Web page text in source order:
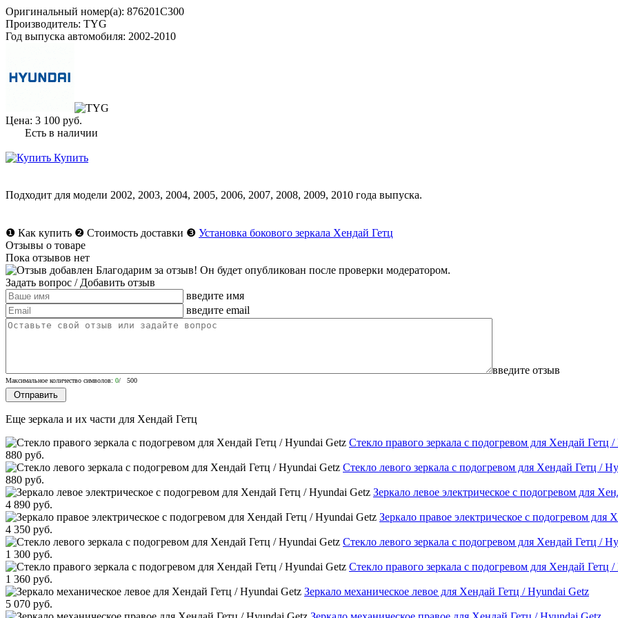
Оригинальный номер(а): 876201C300
Производитель: TYG
Год выпуска автомобиля: 2002-2010
Цена: 3 100 руб.
Есть в наличии
Купить
Подходит для модели 2002, 2003, 2004, 2005, 2006, 2007, 2008, 2009, 2010 года выпуска.
❶ Как купить ❷ Стоимость доставки ❸ Установка бокового зеркала Хендай Гетц
Отзывы о товаре
Пока отзывов нет
Благодарим за отзыв! Он будет опубликован после проверки модератором.
Задать вопрос / Добавить отзыв
введите имя
введите email
введите отзыв
Максимальное количество символов: 0/ 500
Еще зеркала и их части для Хендай Гетц
Стекло правого зеркала с подогревом для Хендай Гетц
880 руб.
Стекло левого зеркала с подогревом для Хендай Гетц /
880 руб.
Зеркало левое электрическое с подогревом для
4 890 руб.
Зеркало правое электрическое с подогревом для
4 350 руб.
Стекло левого зеркала с подогревом для Хендай Гетц /
1 300 руб.
Стекло правого зеркала с подогревом для Хендай Гетц
1 360 руб.
Зеркало механическое левое для Хендай Гетц / Hyundai Getz
5 070 руб.